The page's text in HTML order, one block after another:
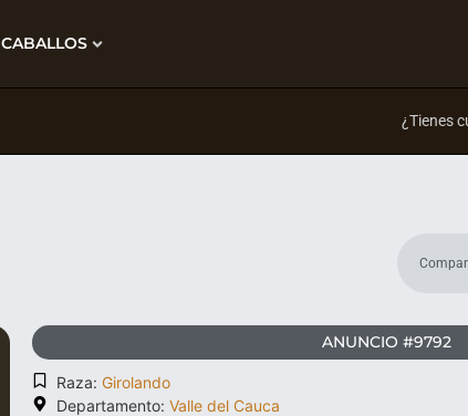
CABALLOS
¿Tienes
ANUNCIO #9792
Raza: Girolando
Departamento: Valle del Cauca